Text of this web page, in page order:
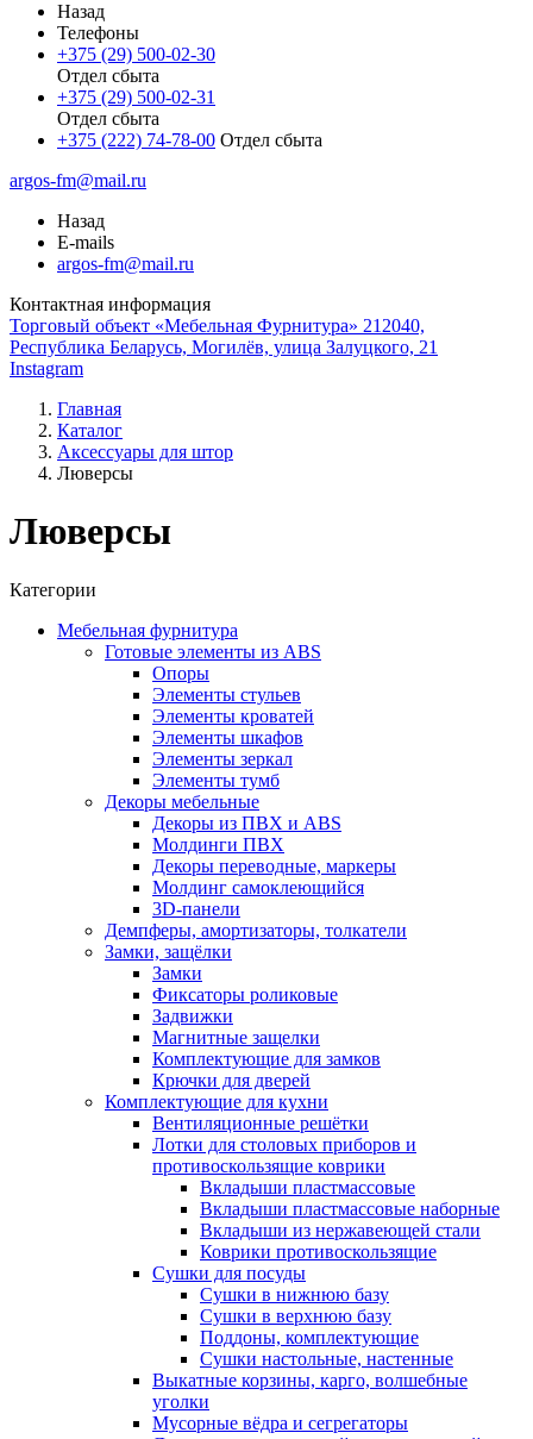
Назад
Телефоны
+375 (29) 500-02-30
Отдел сбыта
+375 (29) 500-02-31
Отдел сбыта
+375 (222) 74-78-00 Отдел сбыта
argos-fm@mail.ru
Назад
E-mails
argos-fm@mail.ru
Контактная информация
Торговый объект «Мебельная Фурнитура» 212040,
Республика Беларусь, Могилёв, улица Залуцкого, 21
Instagram
Главная
Каталог
Аксессуары для штор
Люверсы
Люверсы
Категории
Мебельная фурнитура
Готовые элементы из ABS
Опоры
Элементы стульев
Элементы кроватей
Элементы шкафов
Элементы зеркал
Элементы тумб
Декоры мебельные
Декоры из ПВХ и ABS
Молдинги ПВХ
Декоры переводные, маркеры
Молдинг самоклеющийся
3D-панели
Демпферы, амортизаторы, толкатели
Замки, защёлки
Замки
Фиксаторы роликовые
Задвижки
Магнитные защелки
Комплектующие для замков
Крючки для дверей
Комплектующие для кухни
Вентиляционные решётки
Лотки для столовых приборов и
противоскользящие коврики
Вкладыши пластмассовые
Вкладыши пластмассовые наборные
Вкладыши из нержавеющей стали
Коврики противоскользящие
Сушки для посуды
Сушки в нижнюю базу
Сушки в верхнюю базу
Поддоны, комплектующие
Сушки настольные, настенные
Выкатные корзины, карго, волшебные
уголки
Мусорные вёдра и сегрегаторы